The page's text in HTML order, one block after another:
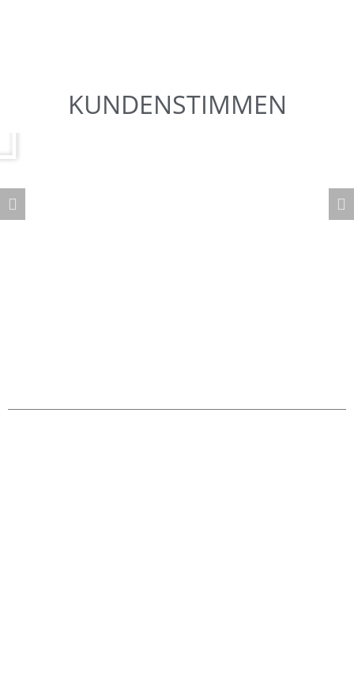
KUNDENSTIMMEN